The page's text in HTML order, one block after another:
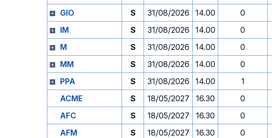
GIO
S 31/08/2026 14.00 0
IM
S 31/08/2026 14.00 0
M
S 31/08/2026 14.00 0
MM
S 31/08/2026 14.00 0
PPA
S 31/08/2026 14.00 1
ACME
S 18/05/2027 16.30 0
AFC
S 18/05/2027 16.30 0
AFM
S 18/05/2027 16.30 0